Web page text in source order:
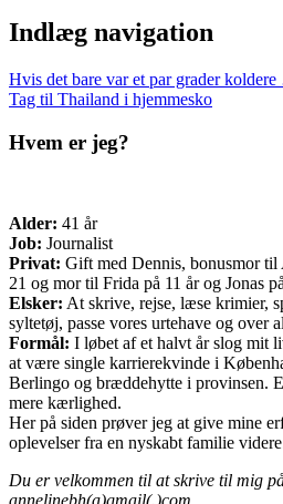
Indlæg navigation
Hvis det bare var et par grader
Tag til Thailand i hjemmesko
Hvem er jeg?
Alder: 41 år
Job: Journalist
Privat: Gift med Dennis, bonusmor
21 og mor til Frida på 11 år og Jonas
Elsker: At skrive, rejse, læse krimier,
syltetøj, passe vores urtehave og over
Formål: I løbet af et halvt år slog mit
at være single karrierekvinde i
Berlingo og bræddehytte i provinsen.
mere kærlighed.
Her på siden prøver jeg at give mine
oplevelser fra en nyskabt familie
Du er velkommen til at skrive til mig
annelinebh(a)gmail(.)com